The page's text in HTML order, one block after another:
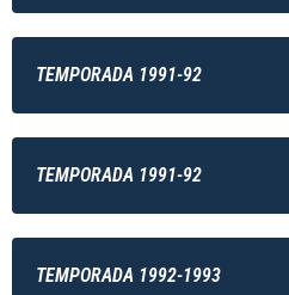
TEMPORADA 1991-92
TEMPORADA 1991-92
TEMPORADA 1992-1993